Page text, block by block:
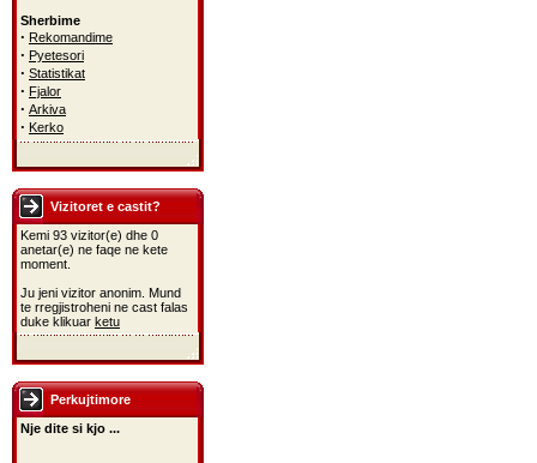
Sherbime
· Rekomandime
· Pyetesori
· Statistikat
· Fjalor
· Arkiva
· Kerko
Vizitoret e castit?
Kemi 93 vizitor(e) dhe 0
anetar(e) ne faqe ne kete
moment.
Ju jeni vizitor anonim. Mund
te rregjistroheni ne cast falas
duke klikuar ketu
Perkujtimore
Nje dite si kjo ...